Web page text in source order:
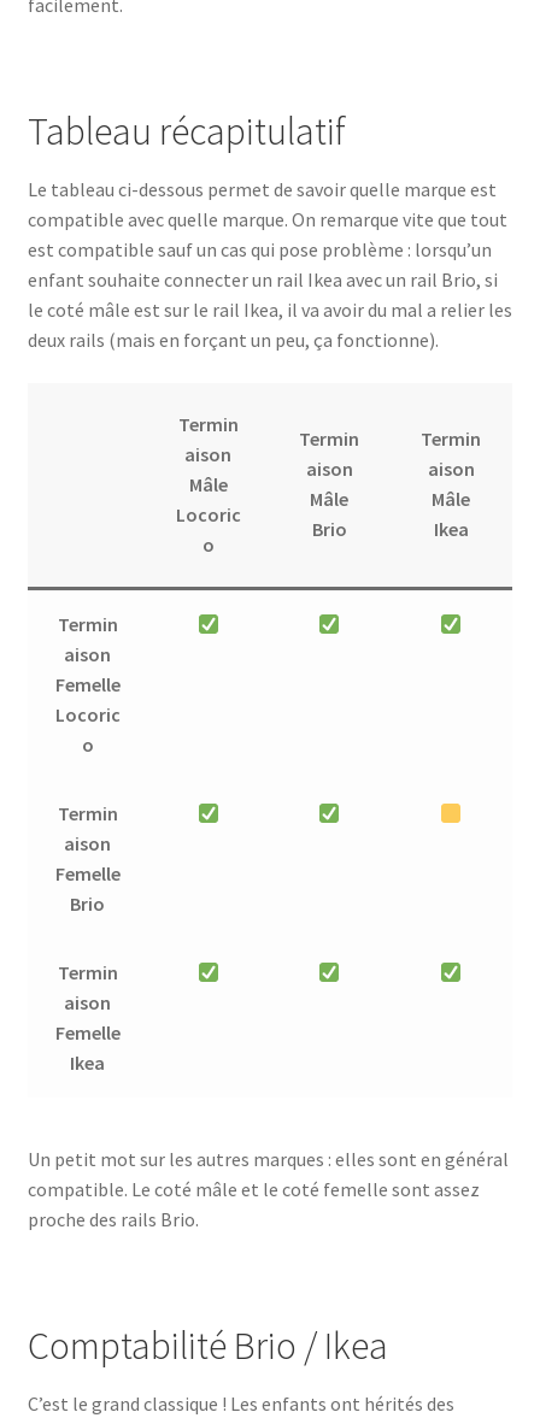
Tableau récapitulatif
Le tableau ci-dessous permet de savoir quelle marque est
compatible avec quelle marque. On remarque vite que tout
est compatible sauf un cas qui pose problème : lorsqu’un
enfant souhaite connecter un rail Ikea avec un rail Brio, si
le coté mâle est sur le rail Ikea, il va avoir du mal a relier les
deux rails (mais en forçant un peu, ça fonctionne).
Termin
aison
Mâle
Locoric
o
Termin
aison
Mâle
Brio
Termin
aison
Mâle
Ikea
Termin
aison
Femelle
Locoric
o
Termin
aison
Femelle
Brio
Termin
aison
Femelle
Ikea
Un petit mot sur les autres marques : elles sont en général
compatible. Le coté mâle et le coté femelle sont assez
proche des rails Brio.
Comptabilité Brio / Ikea
C’est le grand classique ! Les enfants ont hérités des